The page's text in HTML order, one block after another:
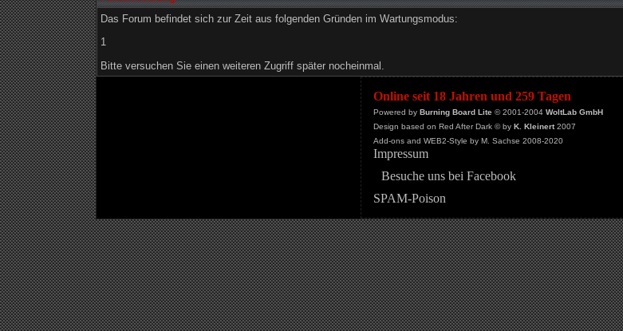
Das Forum befindet sich zur Zeit aus folgenden Gründen im Wartungsmodus:
1
Bitte versuchen Sie einen weiteren Zugriff später nocheinmal.
Online seit 18 Jahren und 259 Tagen
Powered by Burning Board Lite© 2001-2004 WoltLab GmbH
Design based on Red After Dark © by K. Kleinert2007
Add-ons and WEB2-Style by M. Sachse 2008-2020
Impressum
Besuche uns bei Facebook
SPAM-Poison